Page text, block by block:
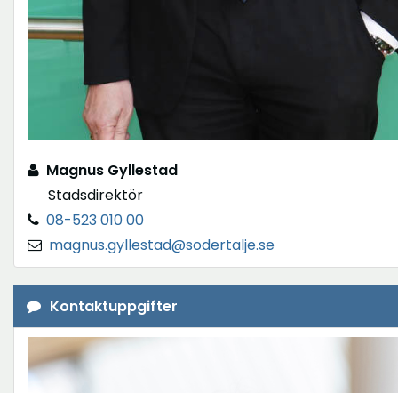
Magnus Gyllestad
Stadsdirektör
08-523 010 00
magnus.gyllestad@sodertalje.se
Kontaktuppgifter